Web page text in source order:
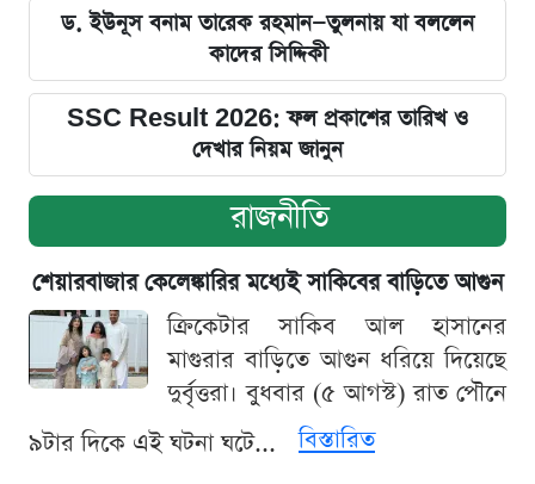
ড. ইউনূস বনাম তারেক রহমান—তুলনায় যা বললেন
কাদের সিদ্দিকী
SSC Result 2026: ফল প্রকাশের তারিখ ও
দেখার নিয়ম জানুন
রাজনীতি
শেয়ারবাজার কেলেঙ্কারির মধ্যেই সাকিবের বাড়িতে আগুন
ক্রিকেটার সাকিব আল হাসানের
মাগুরার বাড়িতে আগুন ধরিয়ে দিয়েছে
দুর্বৃত্তরা। বুধবার (৫ আগস্ট) রাত পৌনে
৯টার দিকে এই ঘটনা ঘটে...
বিস্তারিত